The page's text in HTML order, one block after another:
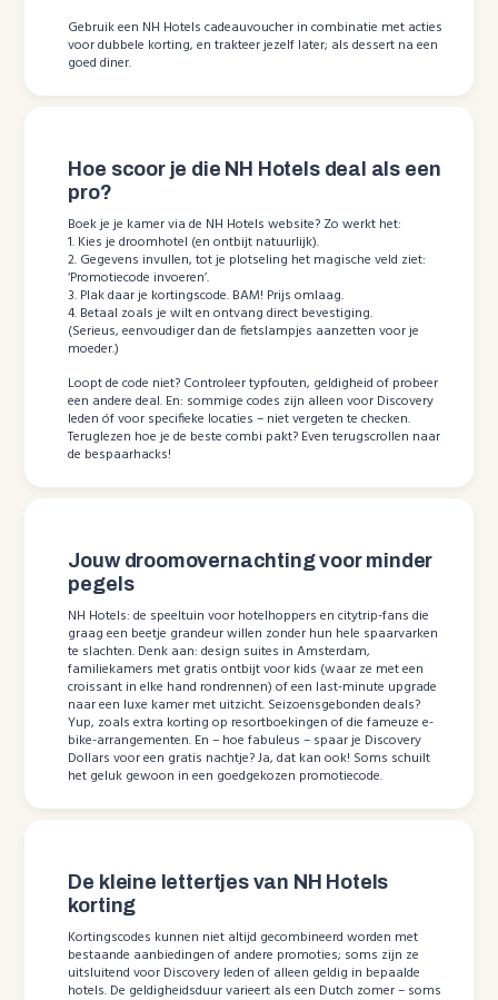
Gebruik een NH Hotels cadeauvoucher in combinatie met acties
voor dubbele korting, en trakteer jezelf later; als dessert na een
goed diner.
Hoe scoor je die NH Hotels deal als een
pro?
Boek je je kamer via de NH Hotels website? Zo werkt het:
1. Kies je droomhotel (en ontbijt natuurlijk).
2. Gegevens invullen, tot je plotseling het magische veld ziet:
‘Promotiecode invoeren’.
3. Plak daar je kortingscode. BAM! Prijs omlaag.
4. Betaal zoals je wilt en ontvang direct bevestiging.
(Serieus, eenvoudiger dan de fietslampjes aanzetten voor je
moeder.)
Loopt de code niet? Controleer typfouten, geldigheid of probeer
een andere deal. En: sommige codes zijn alleen voor Discovery
leden óf voor specifieke locaties – niet vergeten te checken.
Teruglezen hoe je de beste combi pakt? Even terugscrollen naar
de bespaarhacks!
Jouw droomovernachting voor minder
pegels
NH Hotels: de speeltuin voor hotelhoppers en citytrip-fans die
graag een beetje grandeur willen zonder hun hele spaarvarken
te slachten. Denk aan: design suites in Amsterdam,
familiekamers met gratis ontbijt voor kids (waar ze met een
croissant in elke hand rondrennen) of een last-minute upgrade
naar een luxe kamer met uitzicht. Seizoensgebonden deals?
Yup, zoals extra korting op resortboekingen of die fameuze e-
bike-arrangementen. En – hoe fabuleus – spaar je Discovery
Dollars voor een gratis nachtje? Ja, dat kan ook! Soms schuilt
het geluk gewoon in een goedgekozen promotiecode.
De kleine lettertjes van NH Hotels
korting
Kortingscodes kunnen niet altijd gecombineerd worden met
bestaande aanbiedingen of andere promoties; soms zijn ze
uitsluitend voor Discovery leden of alleen geldig in bepaalde
hotels. De geldigheidsduur varieert als een Dutch zomer – soms